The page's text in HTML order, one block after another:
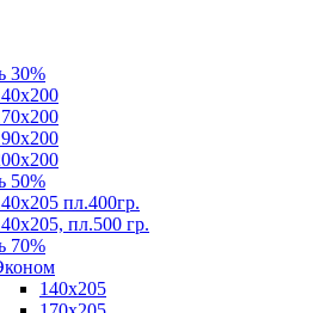
30%
50%
пл.400гр.
пл.500 гр.
70%
140х205